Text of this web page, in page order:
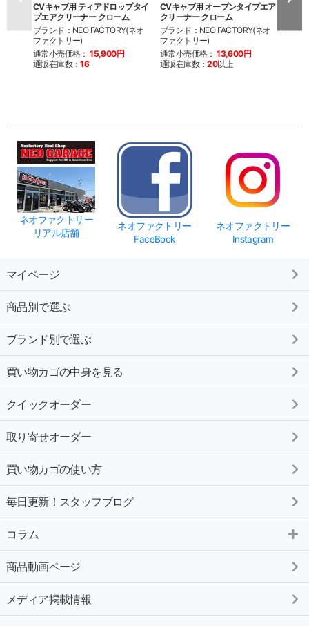
CVキャブ用 ティアドロップタイ
プエアクリーナー クローム
ブランド：NEO FACTORY(ネオ
ファクトリー)
通常小売価格： 15,900円
通販在庫数：16
CVキャブ用 オープンタイプエア
クリーナー クローム
ブランド：NEO FACTORY(ネオ
ファクトリー)
通常小売価格： 13,600円
通販在庫数：20以上
ブラ
ネオファクトリー
リアル店舗
ネオファクトリー
FaceBook
ネオファクトリー
Instagram
マイページ
商品別で選ぶ
ブランド別で選ぶ
買い物カゴの中身を見る
クイックオーダー
取り寄せオーダー
買い物カゴの使い方
毎日更新！スタッフブログ
コラム
商品動画ページ
メディア掲載情報